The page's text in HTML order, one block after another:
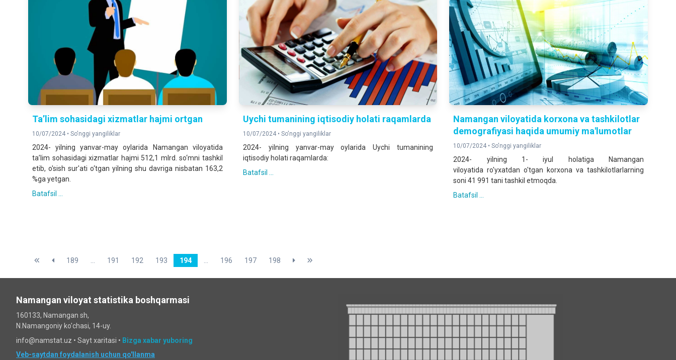
Ta’lim sohasidagi xizmatlar hajmi ortgan
10/07/2024 • So'nggi yangiliklar
2024- yilning yanvar-may oylarida Namangan viloyatida
ta’lim sohasidagi xizmatlar hajmi 512,1 mlrd. so‘mni tashkil
etib, o'sish sur'ati o‘tgan yilning shu davriga nisbatan 163,2
%ga yetgan.
Batafsil ...
Uychi tumanining iqtisodiy holati raqamlarda
10/07/2024 • So'nggi yangiliklar
2024- yilning yanvar-may oylarida Uychi tumanining
iqtisodiy holati raqamlarda:
Batafsil ...
Namangan viloyatida korxona va tashkilotlar
demografiyasi haqida umumiy ma'lumotlar
10/07/2024 •So'nggi yangiliklar
2024- yilning 1- iyul holatiga Namangan
viloyatida ro'yxatdan o'tgan korxona va tashkilotlarlarning
soni 41 991 tani tashkil etmoqda.
Batafsil ...
189 ... 191 192 193 194 ... 196 197 198
Namangan viloyat statistika boshqarmasi
160133, Namangan sh,
N.Namangoniy ko'chasi, 14-uy.
info@namstat.uz • Sayt xaritasi • Bizga xabar yuboring
Veb-saytdan foydalanish uchun qo'llanma